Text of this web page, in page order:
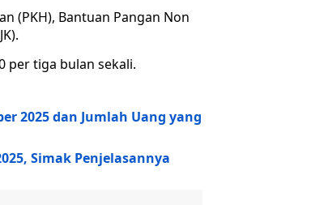
(PKH), Bantuan Pangan Non
per tiga bulan sekali.
2025 dan Jumlah Uang yang
Simak Penjelasannya